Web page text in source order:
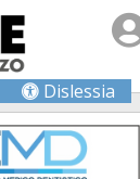
Dislessia